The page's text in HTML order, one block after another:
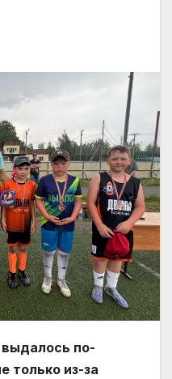
выдалось по-
только из-за